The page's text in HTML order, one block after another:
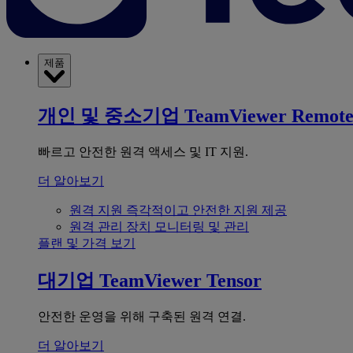
제품
개인 및 중소기업 TeamViewer Remote
빠르고 안전한 원격 액세스 및 IT 지원.
더 알아보기
원격 지원 즉각적이고 안전한 지원 제공
원격 관리 장치 모니터링 및 관리
플랜 및 가격 보기
대기업 TeamViewer Tensor
안전한 운영을 위해 구축된 원격 연결.
더 알아보기